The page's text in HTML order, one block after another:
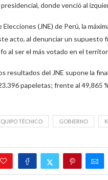
donde venció al
Elecciones (JNE) de Perú, la
acto, al denunciar un supuesto
al ser el más votado en el
resultados del JNE supone la
papeletas; frente al 49,865
TÉCNICO GOBIERNO